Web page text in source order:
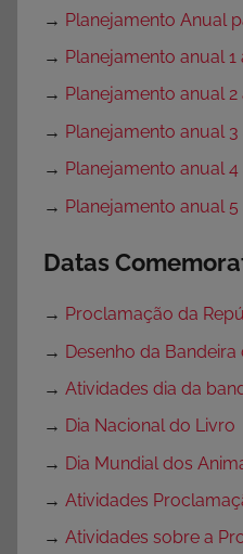
→ Planejamento Anual
→ Planejamento anual 1
→ Planejamento anual 2
→ Planejamento anual 3
→ Planejamento anual 4
→ Planejamento anual 5
Datas
→ Proclamação da
→ Desenho da Bandeira
→ Atividades dia da
→ Dia Nacional do Livro
→ Dia Mundial dos
→ Atividades
→ Atividades sobre a